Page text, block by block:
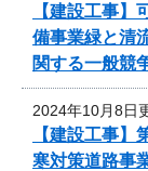
【建設工事
備事業緑と清
関する一般競
2024年10月8日
【建設工事
寒対策道路事